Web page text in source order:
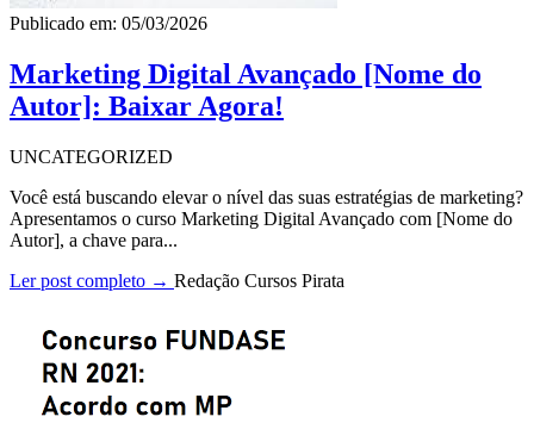
Publicado em: 05/03/2026
Marketing Digital Avançado [Nome do
Autor]: Baixar Agora!
UNCATEGORIZED
Você está buscando elevar o nível das suas estratégias de marketing?
Apresentamos o curso Marketing Digital Avançado com [Nome do
Autor], a chave para...
Ler post completo → Redação Cursos Pirata